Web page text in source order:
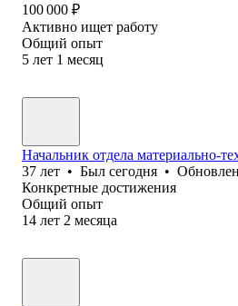
100 000 ₽
Активно ищет работу
Общий опыт
5 лет 1 месяц
Начальник отдела материально-
37 лет • Был сегодня •
Конкретные достижения
Общий опыт
14 лет 2 месяца